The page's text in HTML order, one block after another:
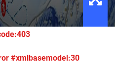
#xmlbasemodel:30